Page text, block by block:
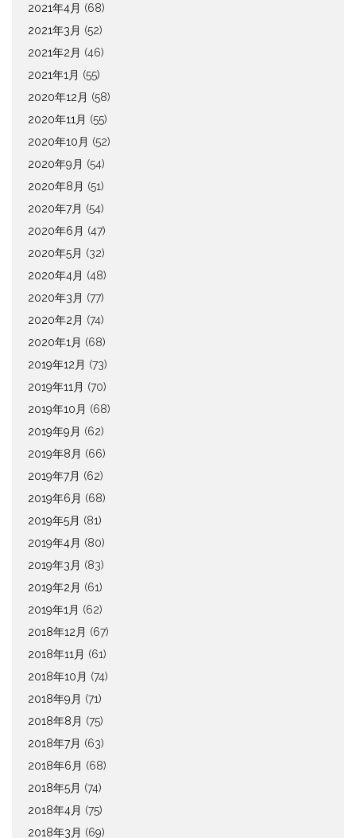
2021年4月 (68)
2021年3月 (52)
2021年2月 (46)
2021年1月 (55)
2020年12月 (58)
2020年11月 (55)
2020年10月 (52)
2020年9月 (54)
2020年8月 (51)
2020年7月 (54)
2020年6月 (47)
2020年5月 (32)
2020年4月 (48)
2020年3月 (77)
2020年2月 (74)
2020年1月 (68)
2019年12月 (73)
2019年11月 (70)
2019年10月 (68)
2019年9月 (62)
2019年8月 (66)
2019年7月 (62)
2019年6月 (68)
2019年5月 (81)
2019年4月 (80)
2019年3月 (83)
2019年2月 (61)
2019年1月 (62)
2018年12月 (67)
2018年11月 (61)
2018年10月 (74)
2018年9月 (71)
2018年8月 (75)
2018年7月 (63)
2018年6月 (68)
2018年5月 (74)
2018年4月 (75)
2018年3月 (69)